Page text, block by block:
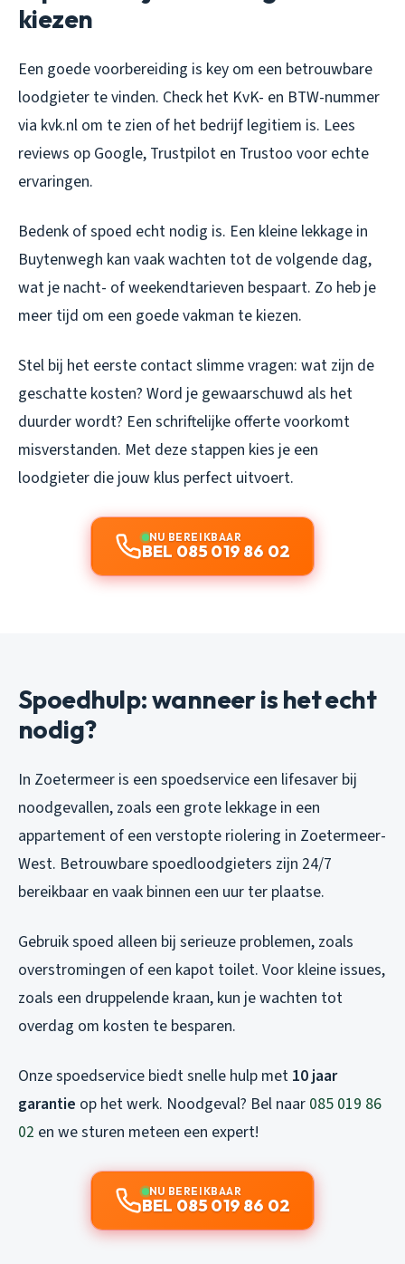
kiezen
Een goede voorbereiding is key om een betrouwbare
loodgieter te vinden. Check het KvK- en BTW-nummer
via kvk.nl om te zien of het bedrijf legitiem is. Lees
reviews op Google, Trustpilot en Trustoo voor echte
ervaringen.
Bedenk of spoed echt nodig is. Een kleine lekkage in
Buytenwegh kan vaak wachten tot de volgende dag,
wat je nacht- of weekendtarieven bespaart. Zo heb je
meer tijd om een goede vakman te kiezen.
Stel bij het eerste contact slimme vragen: wat zijn de
geschatte kosten? Word je gewaarschuwd als het
duurder wordt? Een schriftelijke offerte voorkomt
misverstanden. Met deze stappen kies je een
loodgieter die jouw klus perfect uitvoert.
NU BEREIKBAAR
BEL 085 019 86 02
Spoedhulp: wanneer is het echt
nodig?
In Zoetermeer is een spoedservice een lifesaver bij
noodgevallen, zoals een grote lekkage in een
appartement of een verstopte riolering in Zoetermeer-
West. Betrouwbare spoedloodgieters zijn 24/7
bereikbaar en vaak binnen een uur ter plaatse.
Gebruik spoed alleen bij serieuze problemen, zoals
overstromingen of een kapot toilet. Voor kleine issues,
zoals een druppelende kraan, kun je wachten tot
overdag om kosten te besparen.
Onze spoedservice biedt snelle hulp met 10 jaar
garantie op het werk. Noodgeval? Bel naar 085 019 86
02 en we sturen meteen een expert!
NU BEREIKBAAR
BEL 085 019 86 02